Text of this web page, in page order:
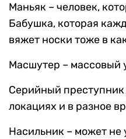
Маньяк – человек,
Бабушка, которая
вяжет носки тоже в
Масшутер – массовый
Серийный преступник
локациях и в разное
Насильник – может не